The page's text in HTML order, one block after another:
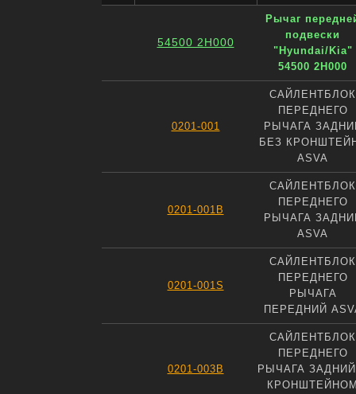
54500 2H000
Рычаг
подвески
"Hyundai/Kia"
54500 2H000
0201-001
САЙЛЕНТБЛОК
ПЕРЕДНЕГО
РЫЧАГА
БЕЗ
ASVA
0201-001B
САЙЛЕНТБЛОК
ПЕРЕДНЕГО
РЫЧАГА
ASVA
0201-001S
САЙЛЕНТБЛОК
ПЕРЕДНЕГО
РЫЧАГА
ПЕРЕДНИЙ
0201-003B
САЙЛЕНТБЛОК
ПЕРЕДНЕГО
РЫЧАГА